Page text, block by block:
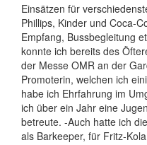
Einsätzen für
Phillips, Kinder und Coca-
Empfang, Bussbegleitung
konnte ich bereits des
der Messe OMR an der
Promoterin, welchen ich
habe ich Ehrfahrung im
ich über ein Jahr eine
betreute. -Auch hatte ich
als Barkeeper, für Fritz-